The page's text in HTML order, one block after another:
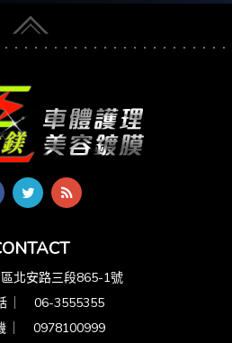
北安路三段865-1號
︳ 06-3555355
︳ 0978100999